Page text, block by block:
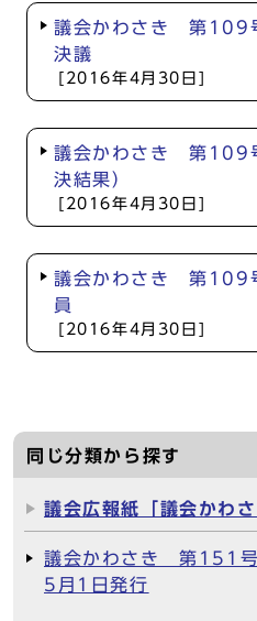
議会かわさき 第109
決議
[2016年4月30日]
議会かわさき 第109
決結果）
[2016年4月30日]
議会かわさき 第109
員
[2016年4月30日]
同じ分類から探す
議会広報紙「議会かわさ
議会かわさき 第151
5月1日発行